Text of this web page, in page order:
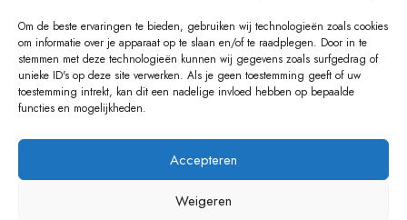
Om de beste ervaringen te bieden, gebruiken wij technologieën zoals cookies
om informatie over je apparaat op te slaan en/of te raadplegen. Door in te
stemmen met deze technologieën kunnen wij gegevens zoals surfgedrag of
unieke ID's op deze site verwerken. Als je geen toestemming geeft of uw
toestemming intrekt, kan dit een nadelige invloed hebben op bepaalde
functies en mogelijkheden.
Accepteren
Weigeren
VOORDEFUN.NL 2022 Powered by Handelsonderneming MELS.